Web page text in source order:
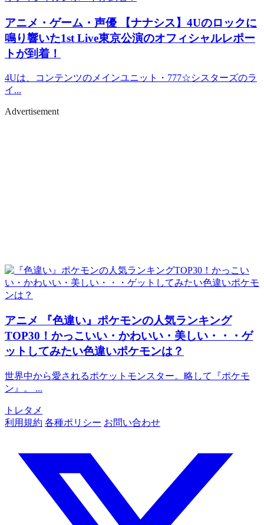
アニメ・ゲーム・声優 【ナナシス】4Uのロックに
鳴り響いた1st Live東京公演のオフィシャルレポー
トが到着！
4Uは、コンテンツのメインユニット・777☆シスターズのラ
イ...
Advertisement
アニメ 『色違い』ポケモンの人気ランキング
TOP30！かっこいい・かわいい・美しい・・・ゲ
ットしてみたい色違いポケモンは？
世界中から愛されるポケットモンスター。略して『ポケモ
ン』。 ...
トレタメ
利用規約 各種ポリシー お問い合わせ